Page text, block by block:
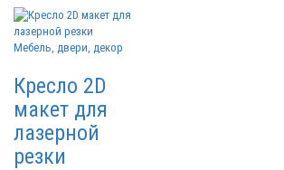
Мебель, двери, декор
Кресло 2D
макет для
лазерной
резки